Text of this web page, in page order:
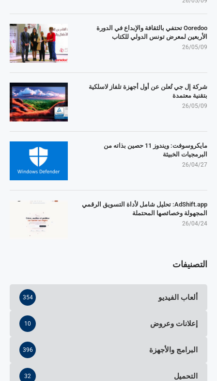
Ooredoo تحتفي بالثقافة والإبداع في الدورة
الأربعين لمعرض تونس الدولي للكتاب
26/05/09
شركة إل جي تُعلن عن أول أجهزة تلفاز لاسلكية
بتقنية معتمدة
26/05/09
مايكروسوفت: ويندوز 11 حصين بذاته من
البرمجيات الخبيثة
26/04/27
AdShift.app: تحليل شامل لأداة التسويق الرقمي
المجهولة وخصائصها المحتملة
26/04/24
التصنيفات
ألعاب الفيديو 354
إعلانات وعروض 10
البرامج والأجهزة 396
التحميل 32